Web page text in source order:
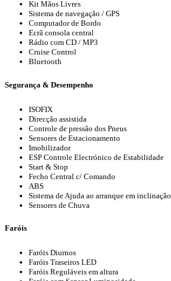
Kit Mãos Livres
Sistema de navegação / GPS
Computador de Bordo
Ecrã consola central
Rádio com CD / MP3
Cruise Control
Bluetooth
Segurança & Desempenho
ISOFIX
Direcção assistida
Controle de pressão dos Pneus
Sensores de Estacionamento
Imobilizador
ESP Controle Electrónico de Estabilidade
Start & Stop
Fecho Central c/ Comando
ABS
Sistema de Ajuda ao arranque em inclinação
Sensores de Chuva
Faróis
Faróis Diurnos
Faróis Traseiros LED
Faróis Reguláveis em altura